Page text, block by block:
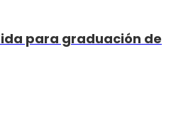
para graduación de